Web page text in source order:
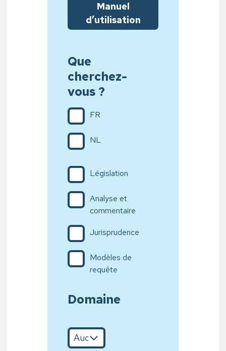
Manuel
d’utilisation
Que
cherchez-
vous ?
FR
NL
Législation
Analyse et
commentaire
Jurisprudence
Modèles de
requête
Domaine